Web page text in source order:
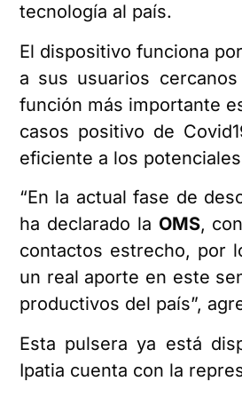
tecnología al país.
El dispositivo funciona
a sus usuarios
función más importante
casos positivo de
eficiente a los
“En la actual fase de
ha declarado la OMS,
contactos estrecho, por
un real aporte en este
productivos del país”,
Esta pulsera ya está
Ipatia cuenta con la